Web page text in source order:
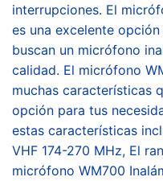
interrupciones. El
es una excelente
buscan un micrófono
calidad. El micrófono
muchas características
opción para tus
estas características
VHF 174-270 MHz, El
micrófono WM700